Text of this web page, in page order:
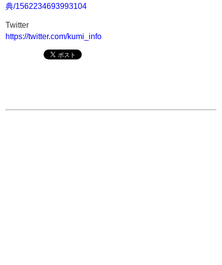
典/1562234693993104
Twitter
https://twitter.com/kumi_info